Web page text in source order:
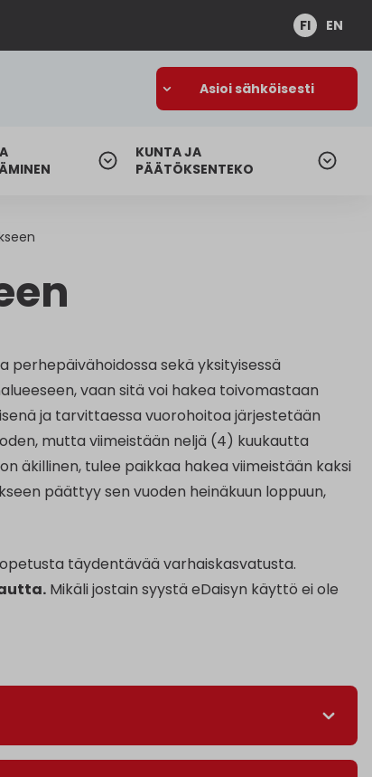
FI EN
Asioi sähköisesti
KUNTA JA
PÄÄTÖKSENTEKO
perhepäivähoidossa sekä yksityisessä
vaan sitä voi hakea toivomastaan
ja tarvittaessa vuorohoitoa järjestetään
mutta viimeistään neljä (4) kuukautta
äkillinen, tulee paikkaa hakea viimeistään kaksi
päättyy sen vuoden heinäkuun loppuun,
täydentävää varhaiskasvatusta.
Mikäli jostain syystä eDaisyn käyttö ei ole